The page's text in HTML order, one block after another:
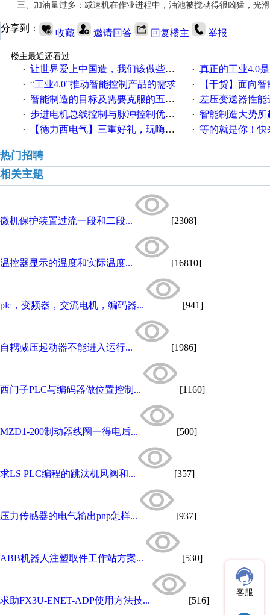
三、加油量过多：减速机在作业进程中，油池被搅动得很凶猛，光
分享到： 收藏 邀请回答 回复楼主 举报
楼主最近还看过
· 让世界爱上中国造，我们该做些什么 · 真正的工业4.0
· “工业4.0”推动智能控制产品的需求 · 【干货】面向
· 智能制造的目标及需要克服的五个障碍 · 差压变送器性能达
· 步进电机总线控制与脉冲控制优缺点 · 智能制造大势所趋
· 【德力西电气】三重好礼，玩嗨夏日！ · 等的就是你！快来
热门招聘
相关主题
微机保护装置过流一段和二段... [2308]
温控器显示的温度和实际温度... [16810]
plc，变频器，交流电机，编码器... [941]
自耦减压起动器不能进入运行... [1986]
西门子PLC与编码器做位置控制... [1160]
MZD1-200制动器线圈一得电后... [500]
求LS PLC编程的跳汰机风阀和... [357]
压力传感器的电气输出pnp怎样... [937]
ABB机器人注塑取件工作站方案... [530]
求助FX3U-ENET-ADP使用方法技... [516]
客服